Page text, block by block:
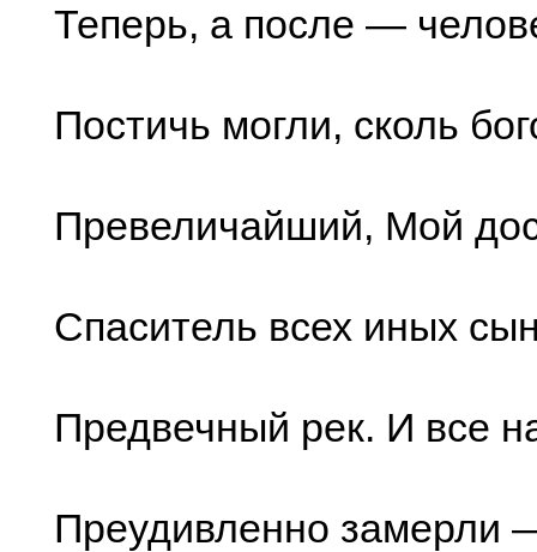
Теперь, а после —
Постичь могли, сколь
Превеличайший, Мой
Спаситель всех иных
Предвечный рек. И все
Преудивленно замерли